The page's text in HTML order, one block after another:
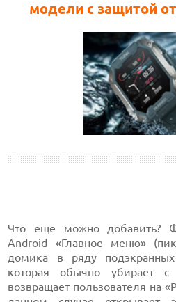
модели с защитой
Что еще можно добавить?
Android «Главное меню»
домика в ряду
которая обычно убирает
возвращает пользователя на